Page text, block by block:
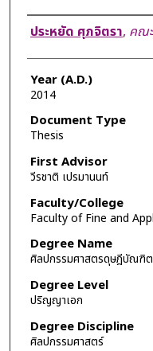
Author
ประหยัด ศุภจิตรา, คณ
Year (A.D.)
2014
Document Type
Thesis
First Advisor
วีรชาติ เปรมานนท์
Faculty/College
Faculty of Fine and
Degree Name
ศิลปกรรมศาสตรดุษฎีบัณฑิต
Degree Level
ปริญญาเอก
Degree Discipline
ศิลปกรรมศาสตร์